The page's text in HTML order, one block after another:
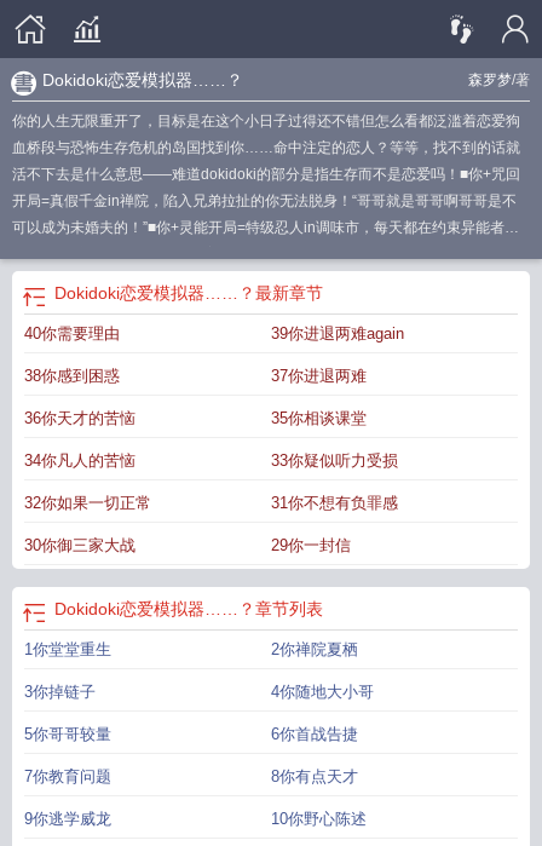
森罗梦/著
Dokidoki恋爱模拟器……？
你的人生无限重开了，目标是在这个小日子过得还不错但怎么看都泛滥着恋爱狗
血桥段与恐怖生存危机的岛国找到你……命中注定的恋人？等等，找不到的话就
活不下去是什么意思——难道dokidoki的部分是指生存而不是恋爱吗！■你+咒回
开局=真假千金in禅院，陷入兄弟拉扯的你无法脱身！“哥哥就是哥哥啊哥哥是不
可以成为未婚夫的！”■你+灵能开局=特级忍人in调味市，每天都在约束异能者好
天才in窟卢塔，糟糕到底谁才是你的真爱！“天降竹马和真·竹马们的构成也太复杂
了一点吧！”■你+jojo开局=烂梗大王in杜王町，肌肉猛女正是在下！“我jo家人一
生一次的闪现就是为了闪进你的心里！”■你+排球开局=白鸟泽的学生会长兼马术
=？？？？而你的旅程——咒回篇进行中○■食用指南：◎小夏的恋爱大冒险，不
一定很恋爱但一定很冒险kkkk每个周目都有不止一个男主，但谁才是真爱呢好难
备！◎一如既往轻松愉快的第二人称，但笨人是错别字大王，如果有虫可以揪出
来！魔.蝎.小.说WWW.MOXIEXS.TOP
恋爱模拟器合集恋爱模拟器app
simulation)恋爱模拟器游戏推荐 恋爱模拟器安装恋爱模拟器Lovesimulation
Dokidoki恋爱模拟器……？最新章节
40你需要理由 39你进退两难again
38你感到困惑 37你进退两难
36你天才的苦恼 35你相谈课堂
34你凡人的苦恼 33你疑似听力受损
32你如果一切正常 31你不想有负罪感
30你御三家大战 29你一封信
Dokidoki恋爱模拟器……？章节列表
1你堂堂重生 2你禅院夏栖
3你掉链子 4你随地大小哥
5你哥哥较量 6你首战告捷
7你教育问题 8你有点天才
9你逃学威龙 10你野心陈述